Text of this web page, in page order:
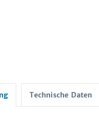
Technische Daten